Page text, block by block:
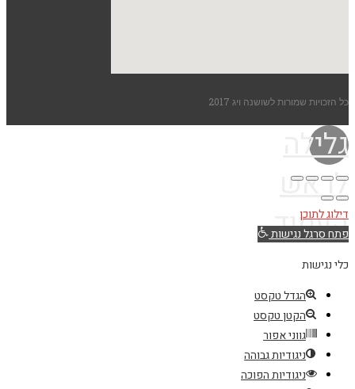
כל הזכויות שמורות לשושנה ויג 2017
גלילה
לראש
העמוד
דילוג לתוכן
פתח סרגל נגישות
כלי נגישות
הגדל טקסט
הקטן טקסט
גווני אפור
ניגודיות גבוהה
ניגודיות הפוכה